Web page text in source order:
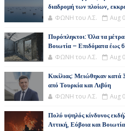
διαδρομή των πλοίων,
ΦΩΝΗ του Λ.Σ. Aug
Πυρόπληκτοι: Όλα τα μέτρα
Βοιωτία – Επιδόματα έως
ΦΩΝΗ του Λ.Σ. Aug
Κικίλιας: Μειώθηκαν κατά
από Τουρκία και Λιβύη
ΦΩΝΗ του Λ.Σ. Aug
Πολύ υψηλός κίνδυνος
Αττική, Εύβοια και Βοιωτία